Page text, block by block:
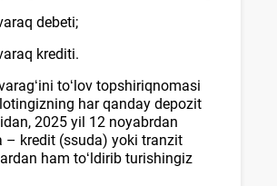
debeti;
krediti.
toʻlov topshiriqnomasi
har qanday depozit
2025 yil 12 noyabrdan
– kredit (ssuda) yoki tranzit
ham toʻldirib turishingiz